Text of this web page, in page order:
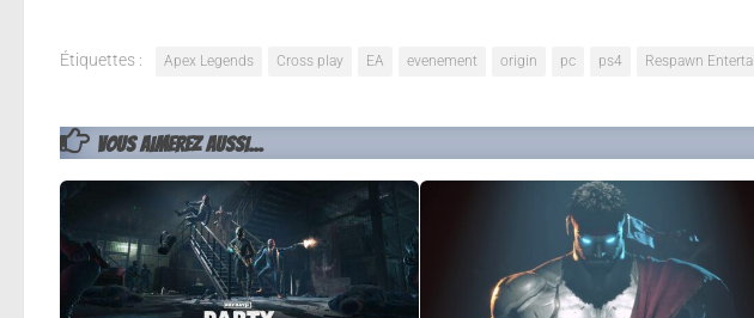
Étiquettes : Apex Legends Cross play EA evenement origin pc ps4 Respawn
VOUS AIMEREZ AUSSI...